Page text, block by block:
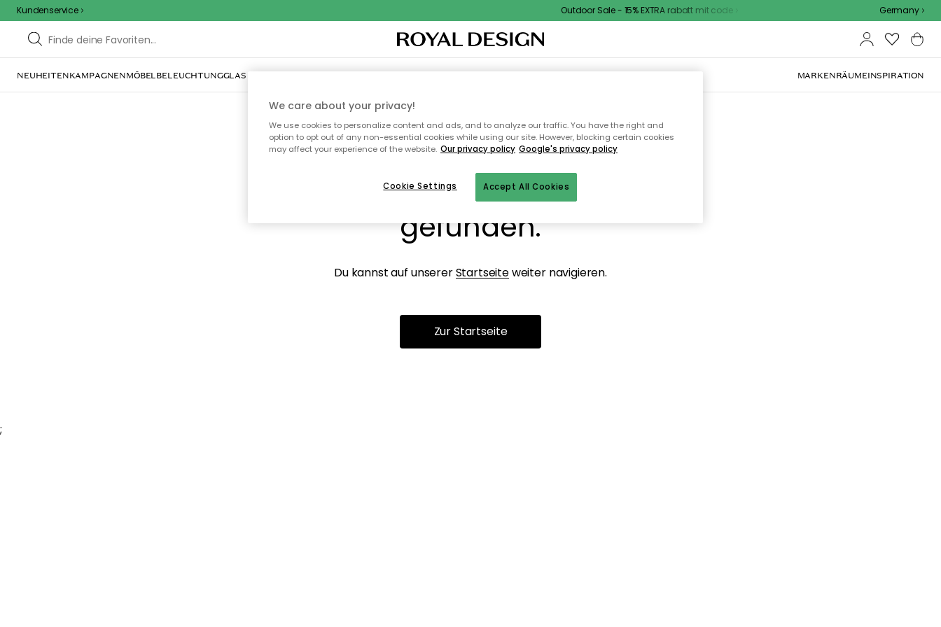
Kundenservice Outdoor Sale - 15% EXTRA rabatt mit code Germany
NEUHEITENKAMPAGNENMÖBELBELEUCHTUNGGLAS & GESCHIRRINNENEINRICHTUNGTEXTILIEN & TEPPICHEKÜCHEAUFBEWAHRUNGOUTDOOR-MÖBEL MARKENRÄUMEINSPIRATION
Ooops, die Seite wurde nicht
gefunden.
Du kannst auf unsererStartseiteweiter navigieren.
Zur Startseite
;
We care about your privacy!
We use cookies to personalize content and ads, and to analyze our traffic. You have the right and
option to opt out of any non-essential cookies while using our site. However, blocking certain cookies
may affect your experience of the website. Our privacy policy Google's privacy policy
Accept All Cookies
Cookie Settings